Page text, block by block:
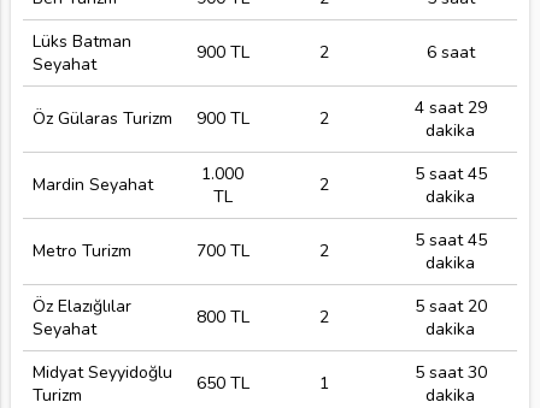
Lüks Batman
Seyahat
900 TL 2 6 saat
Öz Gülaras Turizm 900 TL 2
4 saat 29
dakika
Mardin Seyahat
1.000
TL
2
5 saat 45
dakika
Metro Turizm 700 TL 2
5 saat 45
dakika
Öz Elazığlılar
Seyahat
800 TL 2
5 saat 20
dakika
Midyat Seyyidoğlu
Turizm
650 TL 1
5 saat 30
dakika